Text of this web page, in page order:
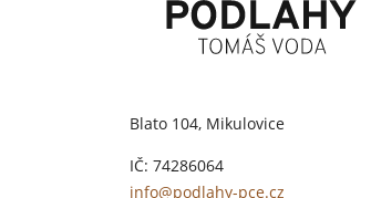
Blato 104, Mikulovice
IČ: 74286064
info@podlahy-pce.cz